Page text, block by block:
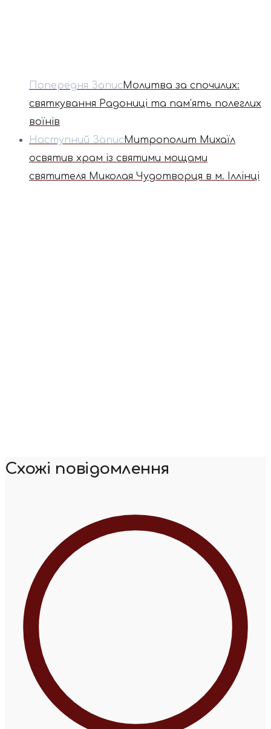
Попередня ЗаписМолитва за спочилих:
святкування Радониці та пам'ять полеглих
воїнів
Наступний ЗаписМитрополит Михаїл
освятив храм із святими мощами
святителя Миколая Чудотворця в м. Іллінці
Схожі повідомлення